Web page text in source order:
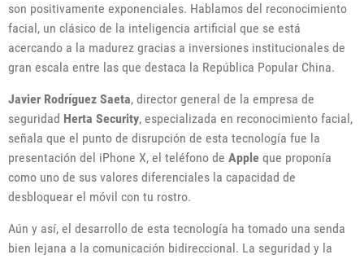
son positivamente exponenciales. Hablamos del reconocimiento
facial, un clásico de la inteligencia artificial que se está
acercando a la madurez gracias a inversiones institucionales de
gran escala entre las que destaca la República Popular China.
Javier Rodríguez Saeta, director general de la empresa de
seguridad Herta Security, especializada en reconocimiento facial,
señala que el punto de disrupción de esta tecnología fue la
presentación del iPhone X, el teléfono de Apple que proponía
como uno de sus valores diferenciales la capacidad de
desbloquear el móvil con tu rostro.
Aún y así, el desarrollo de esta tecnología ha tomado una senda
bien lejana a la comunicación bidireccional. La seguridad y la